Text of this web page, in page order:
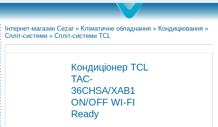
Інтернет-магазин Cezar » Кліматичне обладнання » Кондиціювання »
Спліт-системи » Спліт-системи TCL
Кондиціонер TCL
TAC-
36CHSA/XAB1
ON/OFF WI-FI
Ready